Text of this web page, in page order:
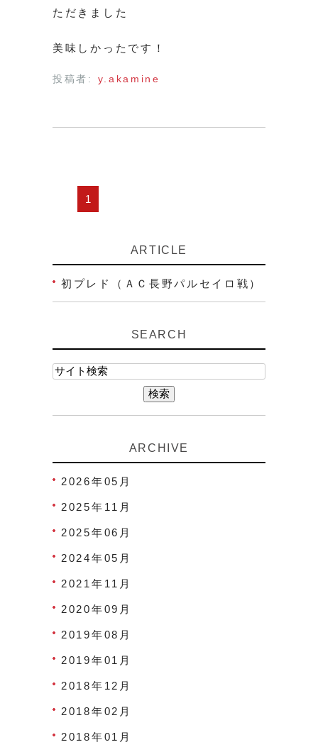
ただきました
美味しかったです！
投稿者: y.akamine
1
ARTICLE
初プレド（ＡＣ長野パルセイロ戦）
SEARCH
ARCHIVE
2026年05月
2025年11月
2025年06月
2024年05月
2021年11月
2020年09月
2019年08月
2019年01月
2018年12月
2018年02月
2018年01月